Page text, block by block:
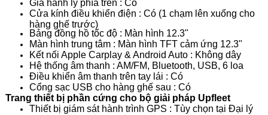
Giá hành lý phía trên : Có
Cửa kính điều khiển điện : Có (1 chạm lên xuống cho
hàng ghế trước)
Bảng đồng hồ tốc độ : Màn hình 12.3"
Màn hình trung tâm : Màn hình TFT cảm ứng 12.3"
Kết nối Apple Carplay & Android Auto : Không dây
Hệ thống âm thanh : AM/FM, Bluetooth, USB, 6 loa
Điều khiển âm thanh trên tay lái : Có
Cổng sạc USB cho hàng ghế sau : Có
Trang thiết bị phần cứng cho bộ giải pháp Upfleet
Thiết bị giám sát hành trình GPS : Tùy chọn tại Đại lý